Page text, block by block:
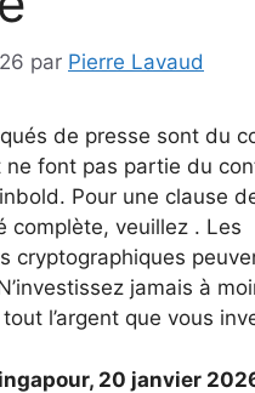
par Pierre Lavaud
de presse sont du
ne font pas partie du
Pour une clause
complète, veuillez . Les
cryptographiques
jamais à
l’argent que vous
20 janvier